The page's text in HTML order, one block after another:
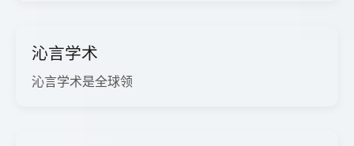
沁言学术
沁言学术是全球领